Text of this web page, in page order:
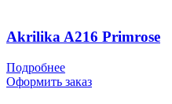
Akrilika A216 Primrose
Подробнее
Оформить заказ